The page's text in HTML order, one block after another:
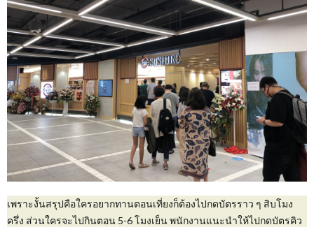
เพราะงั้นสรุปคือใครอยากทานตอนเที่ยงก็ต้องไปกดบัตรราว ๆ สิบโมง
ครึ่ง ส่วนใครจะไปกินตอน 5-6 โมงเย็น พนักงานแนะนำให้ไปกดบัตรคิว